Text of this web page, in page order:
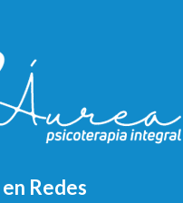
Redes